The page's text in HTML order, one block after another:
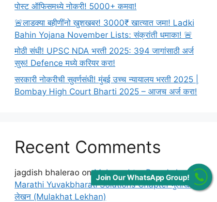
पोस्ट ऑफिसमध्ये नोकरी! 5000+ कमवा!
🚨लाडक्या बहीणींनो खुशखबर! 3000₹ खात्यात जमा! Ladki
Bahin Yojana November Lists: संक्रांती धमाका! 🚨
मोठी संधी! UPSC NDA भरती 2025: 394 जागांसाठी अर्ज
सुरू! Defence मध्ये करियर करा!
सरकारी नोकरीची सुवर्णसंधी! मुंबई उच्च न्यायालय भरती 2025 |
Bombay High Court Bharti 2025 – आजच अर्ज करा!
Recent Comments
jagdish bhalerao onMaharashtra Board class 12
Marathi Yuvakbharati Solutions Chapter मुलाखत
लेखन (Mulakhat Lekhan)
Join Our WhatsApp Group!